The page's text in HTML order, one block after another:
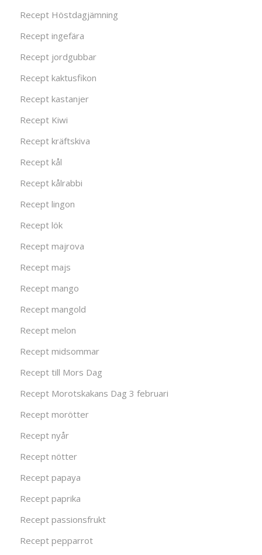
Recept Höstdagjämning
Recept ingefära
Recept jordgubbar
Recept kaktusfikon
Recept kastanjer
Recept Kiwi
Recept kräftskiva
Recept kål
Recept kålrabbi
Recept lingon
Recept lök
Recept majrova
Recept majs
Recept mango
Recept mangold
Recept melon
Recept midsommar
Recept till Mors Dag
Recept Morotskakans Dag 3 februari
Recept morötter
Recept nyår
Recept nötter
Recept papaya
Recept paprika
Recept passionsfrukt
Recept pepparrot